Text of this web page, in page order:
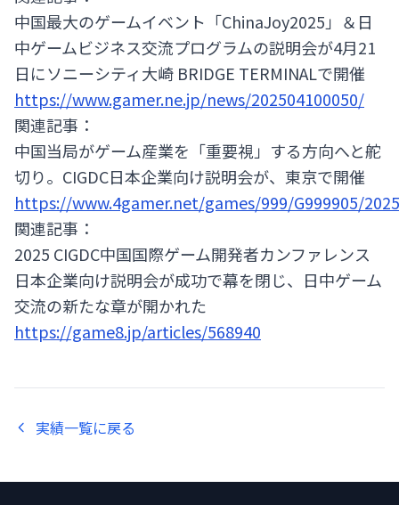
中国最大のゲームイベント「ChinaJoy2025」＆日
中ゲームビジネス交流プログラムの説明会が4月21
日にソニーシティ大崎 BRIDGE TERMINALで開催
https://www.gamer.ne.jp/news/202504100050/
関連記事：
中国当局がゲーム産業を「重要視」する方向へと舵
切り。CIGDC日本企業向け説明会が、東京で開催
https://www.4gamer.net/games/999/G999905/
関連記事：
2025 CIGDC中国国際ゲーム開発者カンファレンス
日本企業向け説明会が成功で幕を閉じ、日中ゲーム
交流の新たな章が開かれた
https://game8.jp/articles/568940
実績一覧に戻る